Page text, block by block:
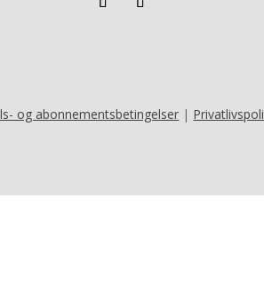
og abonnementsbetingelser |